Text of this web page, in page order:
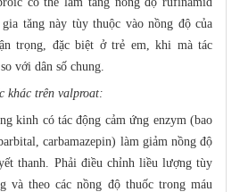
tăng này tùy thuộc vào nồng độ của
trọng, đặc biệt ở trẻ em, khi mà tác
với dân số chung.
khác trên valproat:
kinh có tác động cảm ứng enzym (bao
carbamazepin) làm giảm nồng độ
thanh. Phải điều chỉnh liều lượng tùy
và theo các nồng độ thuốc trong máu